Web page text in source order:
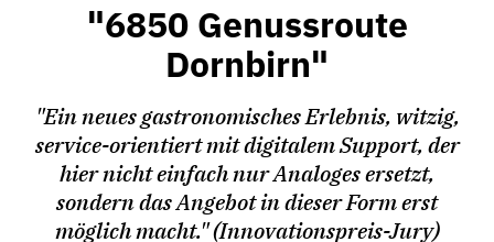
"6850 Genussroute
Dornbirn"
"Ein neues gastronomisches Erlebnis, witzig,
service-orientiert mit digitalem Support, der
hier nicht einfach nur Analoges ersetzt,
sondern das Angebot in dieser Form erst
möglich macht." (Innovationspreis-Jury)